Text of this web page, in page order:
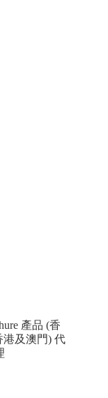
產品 (香
港及澳門) 代